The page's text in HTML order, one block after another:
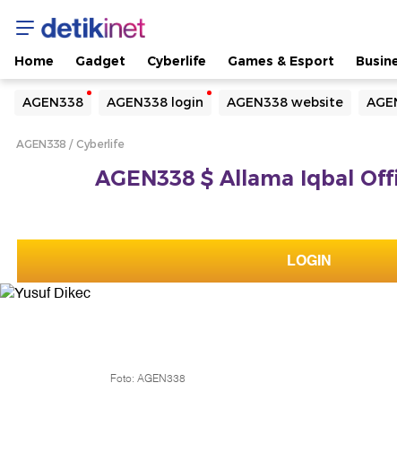
Home Gadget Cyberlife Games & Esport
AGEN338 AGEN338 login AGEN338 website
Yang sedang ramai dicari
Loading...
AGEN338 Cyberlife
AGEN338 $ Allama Iqbal
LOGIN
Foto: AGEN338